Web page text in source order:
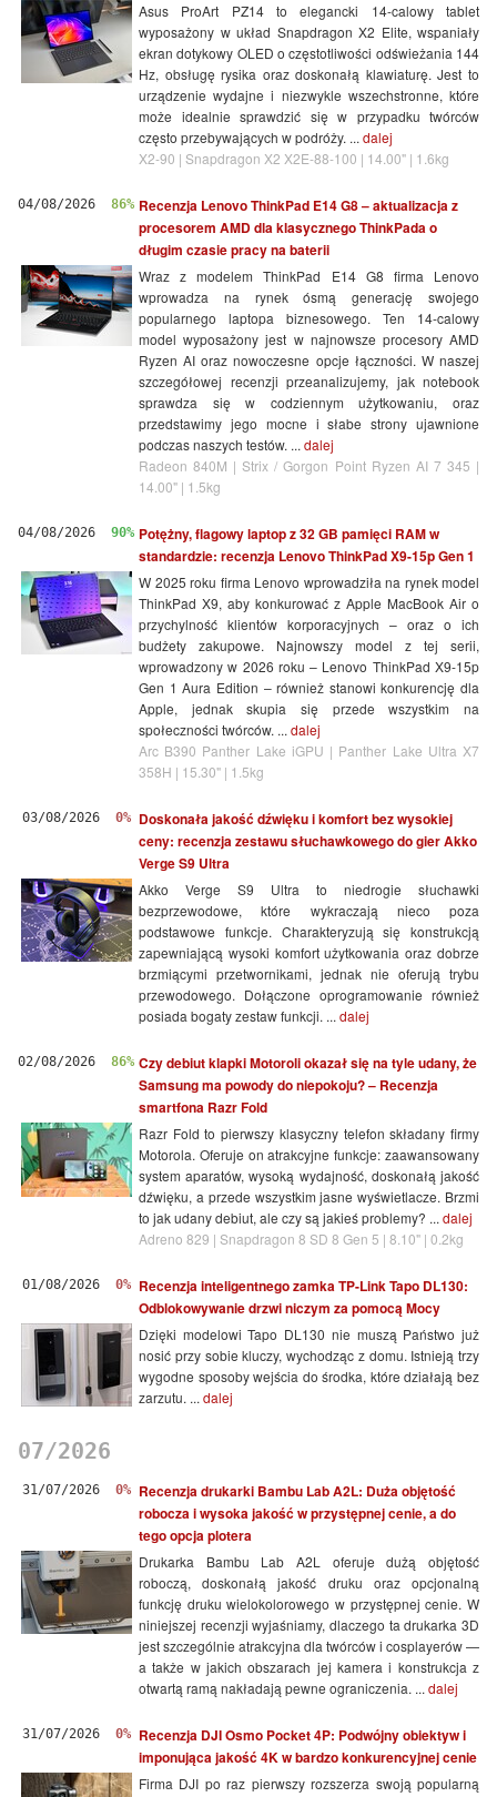
Asus ProArt PZ14 to elegancki 14-calowy tablet
wyposażony w układ Snapdragon X2 Elite, wspaniały
ekran dotykowy OLED o częstotliwości odświeżania 144
Hz, obsługę rysika oraz doskonałą klawiaturę. Jest to
urządzenie wydajne i niezwykle wszechstronne, które
może idealnie sprawdzić się w przypadku twórców
często przebywających w podróży. ... dalej
X2-90 | Snapdragon X2 X2E-88-100 | 14.00" | 1.6kg
04/08/2026 86% Recenzja Lenovo ThinkPad E14 G8 – aktualizacja z
procesorem AMD dla klasycznego ThinkPada o
długim czasie pracy na baterii
Wraz z modelem ThinkPad E14 G8 firma Lenovo
wprowadza na rynek ósmą generację swojego
popularnego laptopa biznesowego. Ten 14-calowy
model wyposażony jest w najnowsze procesory AMD
Ryzen AI oraz nowoczesne opcje łączności. W naszej
szczegółowej recenzji przeanalizujemy, jak notebook
sprawdza się w codziennym użytkowaniu, oraz
przedstawimy jego mocne i słabe strony ujawnione
podczas naszych testów. ... dalej
Radeon 840M | Strix / Gorgon Point Ryzen AI 7 345 |
14.00" | 1.5kg
04/08/2026 90% Potężny, flagowy laptop z 32 GB pamięci RAM w
standardzie: recenzja Lenovo ThinkPad X9-15p Gen 1
W 2025 roku firma Lenovo wprowadziła na rynek model
ThinkPad X9, aby konkurować z Apple MacBook Air o
przychylność klientów korporacyjnych – oraz o ich
budżety zakupowe. Najnowszy model z tej serii,
wprowadzony w 2026 roku – Lenovo ThinkPad X9-15p
Gen 1 Aura Edition – również stanowi konkurencję dla
Apple, jednak skupia się przede wszystkim na
społeczności twórców. ... dalej
Arc B390 Panther Lake iGPU | Panther Lake Ultra X7
358H | 15.30" | 1.5kg
03/08/2026 0%
Doskonała jakość dźwięku i komfort bez wysokiej
ceny: recenzja zestawu słuchawkowego do gier Akko
Verge S9 Ultra
Akko Verge S9 Ultra to niedrogie słuchawki
bezprzewodowe, które wykraczają nieco poza
podstawowe funkcje. Charakteryzują się konstrukcją
zapewniającą wysoki komfort użytkowania oraz dobrze
brzmiącymi przetwornikami, jednak nie oferują trybu
przewodowego. Dołączone oprogramowanie również
posiada bogaty zestaw funkcji. ... dalej
02/08/2026 86% Czy debiut klapki Motoroli okazał się na tyle udany, że
Samsung ma powody do niepokoju? – Recenzja
smartfona Razr Fold
Razr Fold to pierwszy klasyczny telefon składany firmy
Motorola. Oferuje on atrakcyjne funkcje: zaawansowany
system aparatów, wysoką wydajność, doskonałą jakość
dźwięku, a przede wszystkim jasne wyświetlacze. Brzmi
to jak udany debiut, ale czy są jakieś problemy? ... dalej
Adreno 829 | Snapdragon 8 SD 8 Gen 5 | 8.10" | 0.2kg
01/08/2026 0%
Recenzja inteligentnego zamka TP-Link Tapo DL130:
Odblokowywanie drzwi niczym za pomocą Mocy
Dzięki modelowi Tapo DL130 nie muszą Państwo już
nosić przy sobie kluczy, wychodząc z domu. Istnieją trzy
wygodne sposoby wejścia do środka, które działają bez
zarzutu. ... dalej
07/2026
31/07/2026 0%
Recenzja drukarki Bambu Lab A2L: Duża objętość
robocza i wysoka jakość w przystępnej cenie, a do
tego opcja plotera
Drukarka Bambu Lab A2L oferuje dużą objętość
roboczą, doskonałą jakość druku oraz opcjonalną
funkcję druku wielokolorowego w przystępnej cenie. W
niniejszej recenzji wyjaśniamy, dlaczego ta drukarka 3D
jest szczególnie atrakcyjna dla twórców i cosplayerów —
a także w jakich obszarach jej kamera i konstrukcja z
otwartą ramą nakładają pewne ograniczenia. ... dalej
31/07/2026 0%
Recenzja DJI Osmo Pocket 4P: Podwójny obiektyw i
imponująca jakość 4K w bardzo konkurencyjnej cenie
Firma DJI po raz pierwszy rozszerza swoją popularną